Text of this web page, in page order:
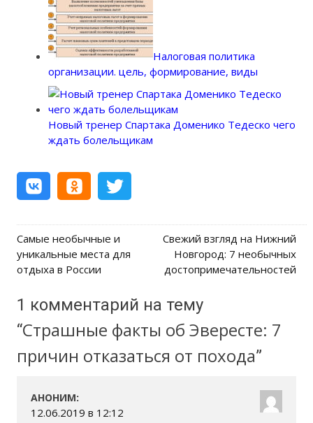
Налоговая политика
организации. цель, формирование, виды
Новый тренер Спартака Доменико Тедеско чего
ждать болельщикам
Post navigation
Самые необычные и
уникальные места для
отдыха в России
Свежий взгляд на Нижний
Новгород: 7 необычных
достопримечательностей
1 комментарий на тему
“Страшные факты об Эвересте: 7
причин отказаться от похода”
АНОНИМ:
12.06.2019 в 12:12